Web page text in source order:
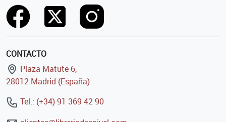
CONTACTO
Plaza Matute 6,
28012 Madrid (España)
Tel.: (+34) 91 369 42 90